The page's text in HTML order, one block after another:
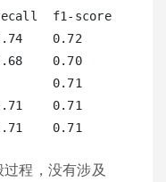
f1-score
0.72      1454
0.70      1454
0.71      2908
0.71      2908
程，没有涉及